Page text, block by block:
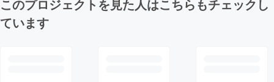
このプロジェクトを見た人はこちらもチェックし
ています